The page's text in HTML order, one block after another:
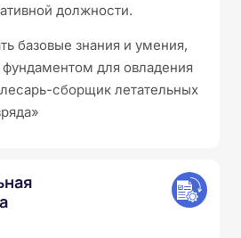
должности.
базовые знания и умения,
фундаментом для овладения
сборщик летательных